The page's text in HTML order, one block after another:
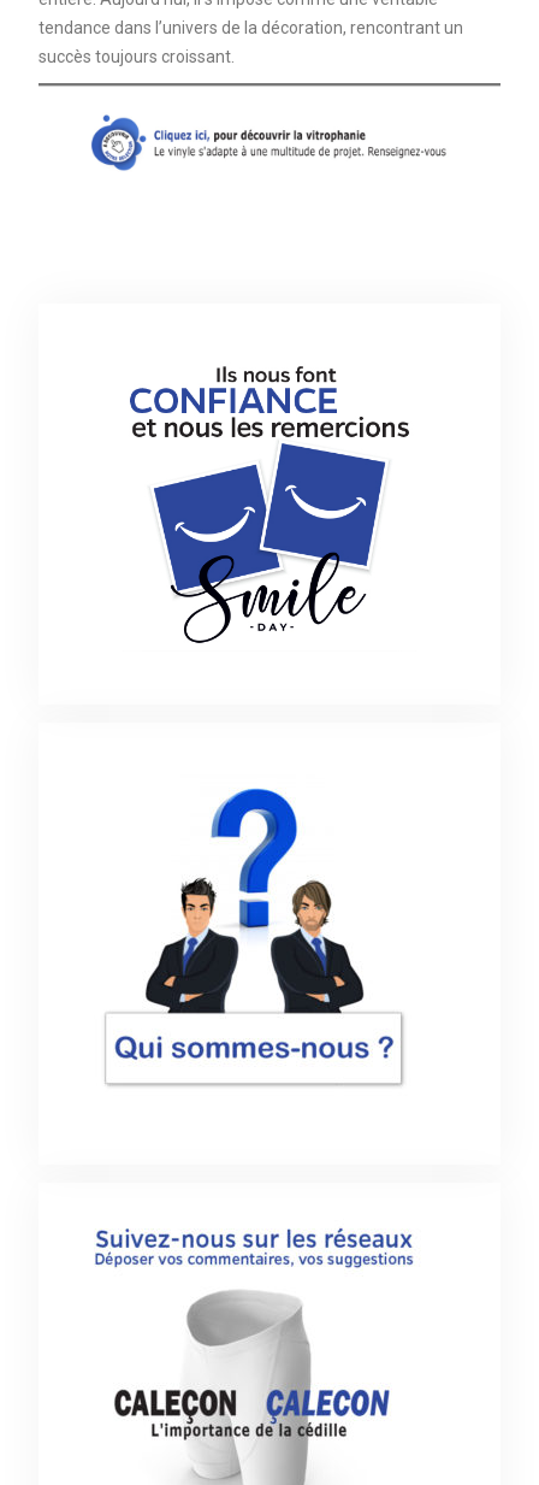
tendance dans l’univers de la décoration, rencontrant un
succès toujours croissant.